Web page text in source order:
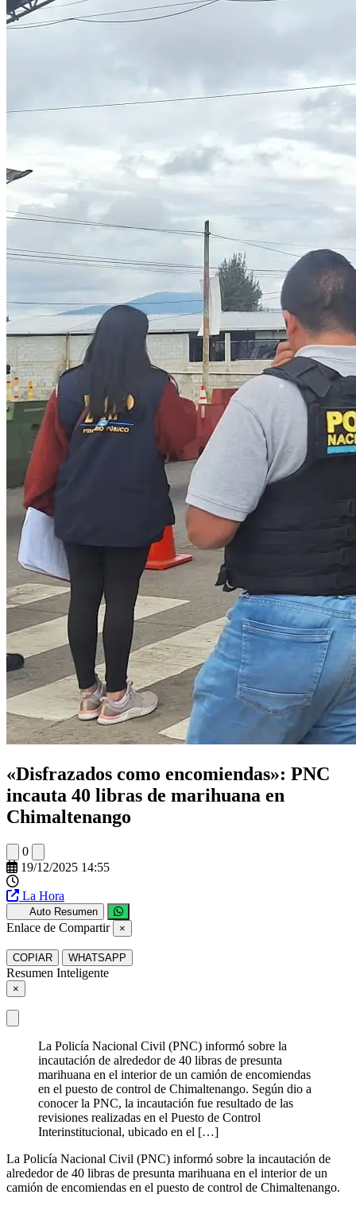
«Disfrazados como encomiendas»: PNC
incauta 40 libras de marihuana en
Chimaltenango
0
19/12/2025 14:55
La Hora
Auto Resumen
Enlace de Compartir ×
COPIAR WHATSAPP
Resumen Inteligente
×
La Policía Nacional Civil (PNC) informó sobre la
incautación de alrededor de 40 libras de presunta
marihuana en el interior de un camión de encomiendas
en el puesto de control de Chimaltenango. Según dio a
conocer la PNC, la incautación fue resultado de las
revisiones realizadas en el Puesto de Control
Interinstitucional, ubicado en el […]
La Policía Nacional Civil (PNC) informó sobre la incautación de
alrededor de 40 libras de presunta marihuana en el interior de un
camión de encomiendas en el puesto de control de Chimaltenango.